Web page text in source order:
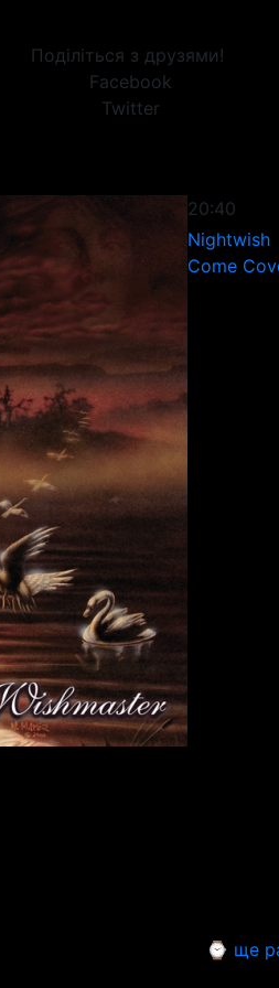
Поділіться з друзями!
Facebook
Twitter
20:40
Nightwish
Come
⌚ ще